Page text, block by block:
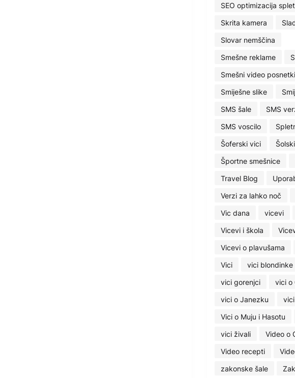
SEO optimizacija
Skrita kamera
Slovar nemščina
Smešne reklame
Smešni video posnetki
Smiješne slike
SMS šale
SMS
SMS voscilo
Šoferski vici
Športne smešnice
Travel Blog
Verzi za lahko noč
Vic dana
vicevi
Vicevi i škola
Vicevi o plavušama
Vici
vici blondinke
vici gorenjci
vici o
vici o Janezku
Vici o Muju i Hasotu
vici živali
Video o
Video recepti
zakonske šale